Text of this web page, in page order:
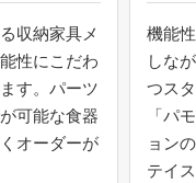
収納家具メ
性にこだわ
す。パーツ
可能な食器
オーダーが
機能
しな
つス
「パ
ョン
テイ